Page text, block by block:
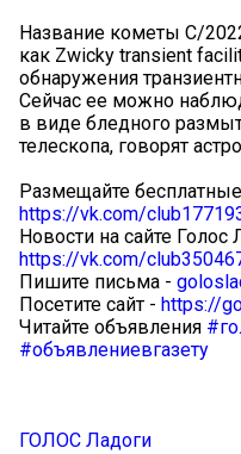
Название кометы C/
как Zwicky transient
обнаружения
Сейчас ее можно
в виде бледного
телескопа, говорят
Размещайте
https://vk.com/
Новости на сайте Голос
https://vk.com/
Пишите письма -
Посетите сайт - https://
Читайте объявления
#объявлениевгазету
ГОЛОС Ладоги